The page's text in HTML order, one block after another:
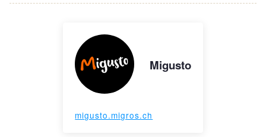
Migusto
migusto.migros.ch